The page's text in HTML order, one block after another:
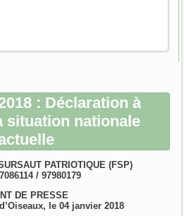
: Déclaration à
situation nationale
PATRIOTIQUE (FSP)
/ 97980179
DE PRESSE
le 04 janvier 2018